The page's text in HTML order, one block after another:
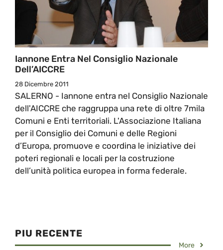
Iannone Entra Nel Consiglio Nazionale
Dell’AICCRE
28 Dicembre 2011
SALERNO - Iannone entra nel Consiglio Nazionale
dell'AICCRE che raggruppa una rete di oltre 7mila
Comuni e Enti territoriali. L'Associazione Italiana
per il Consiglio dei Comuni e delle Regioni
d’Europa, promuove e coordina le iniziative dei
poteri regionali e locali per la costruzione
dell’unità politica europea in forma federale.
PIU RECENTE
More